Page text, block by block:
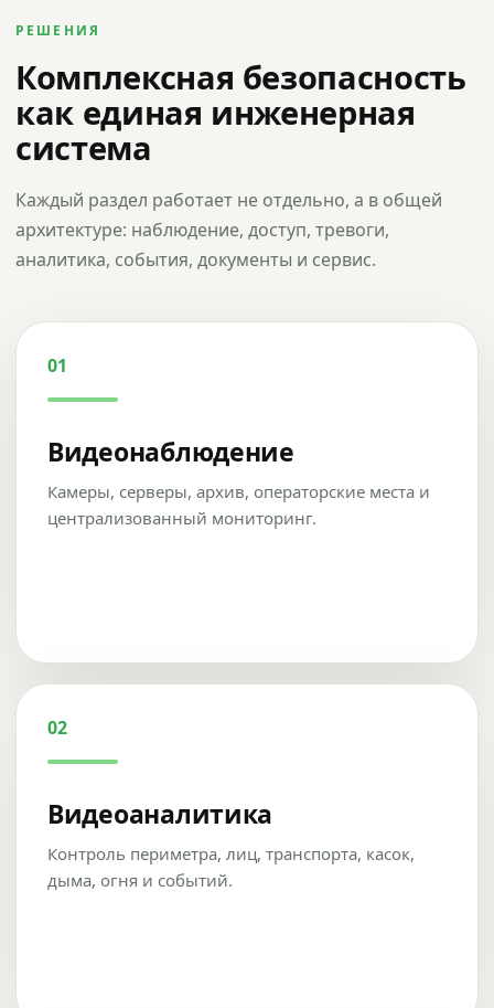
РЕШЕНИЯ
Комплексная безопасность
как единая инженерная
система
Каждый раздел работает не отдельно, а в общей
архитектуре: наблюдение, доступ, тревоги,
аналитика, события, документы и сервис.
01
Видеонаблюдение
Камеры, серверы, архив, операторские места и
централизованный мониторинг.
02
Видеоаналитика
Контроль периметра, лиц, транспорта, касок,
дыма, огня и событий.